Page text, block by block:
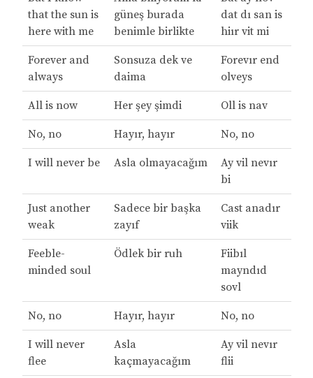
that the sun is
here with me
güneş burada
benimle birlikte
dat dı san is
hiır vit mi
Forever and
always
Sonsuza dek ve
daima
Forevır end
olveys
All is now Her şey şimdi Oll is nav
No, no Hayır, hayır No, no
I will never be Asla olmayacağım
Ay vil nevır
bi
Just another
weak
Sadece bir başka
zayıf
Cast anadır
viik
Feeble-
minded soul
Ödlek bir ruh
Fiibıl
mayndıd
sovl
No, no Hayır, hayır No, no
I will never
flee
Asla
kaçmayacağım
Ay vil nevır
flii